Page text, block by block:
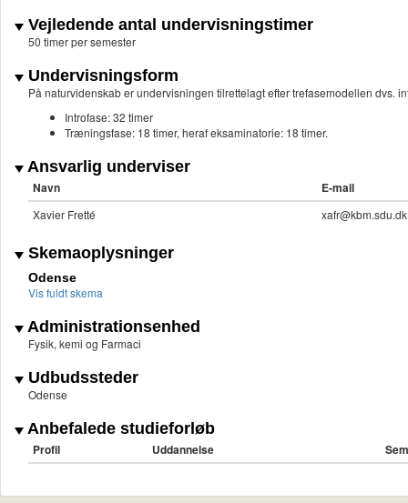
Vejledende antal undervisningstimer
50 timer per semester
Undervisningsform
På naturvidenskab er undervisningen tilrettelagt efter trefasemodellen dvs.
Introfase: 32 timer
Træningsfase: 18 timer, heraf eksaminatorie: 18 timer.
Ansvarlig underviser
Navn E-mail
Xavier Fretté xafr@kbm.sdu.dk
Skemaoplysninger
Odense
Vis fuldt skema
Administrationsenhed
Fysik, kemi og Farmaci
Udbudssteder
Odense
Anbefalede studieforløb
Profil Uddannelse